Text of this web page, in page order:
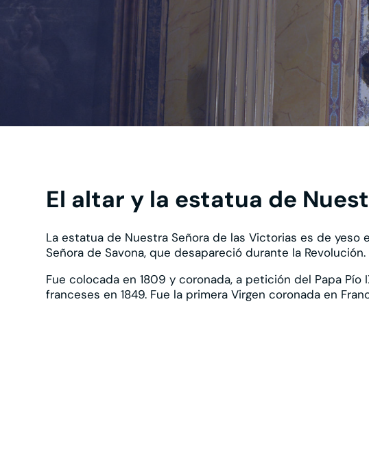
El altar y la estatua de
La estatua de Nuestra Señora de las Victorias es de
Señora de Savona, que desapareció durante la Revolución.
Fue colocada en 1809 y coronada, a petición del Papa
franceses en 1849. Fue la primera Virgen coronada en